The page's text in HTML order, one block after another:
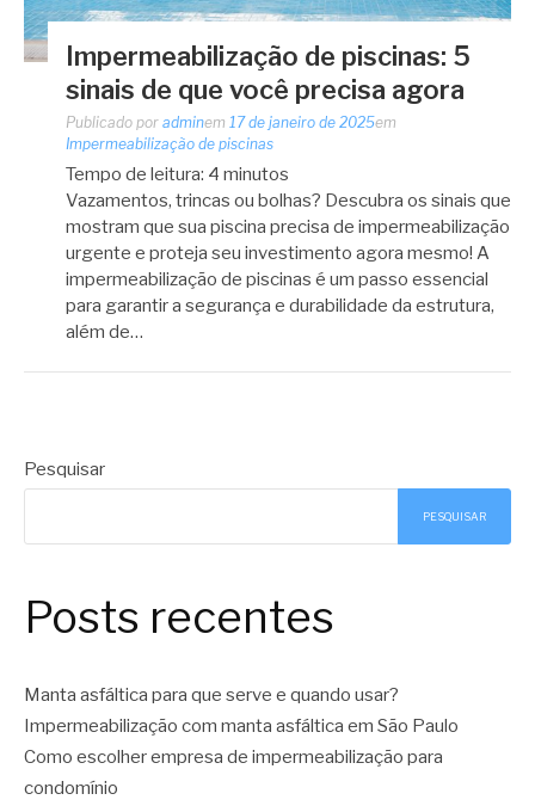
Impermeabilização de piscinas: 5
sinais de que você precisa agora
Publicado por adminem 17 de janeiro de 2025em
Impermeabilização de piscinas
Tempo de leitura: 4 minutos
Vazamentos, trincas ou bolhas? Descubra os sinais que
mostram que sua piscina precisa de impermeabilização
urgente e proteja seu investimento agora mesmo! A
impermeabilização de piscinas é um passo essencial
para garantir a segurança e durabilidade da estrutura,
além de…
Pesquisar
PESQUISAR
Posts recentes
Manta asfáltica para que serve e quando usar?
Impermeabilização com manta asfáltica em São Paulo
Como escolher empresa de impermeabilização para
condomínio